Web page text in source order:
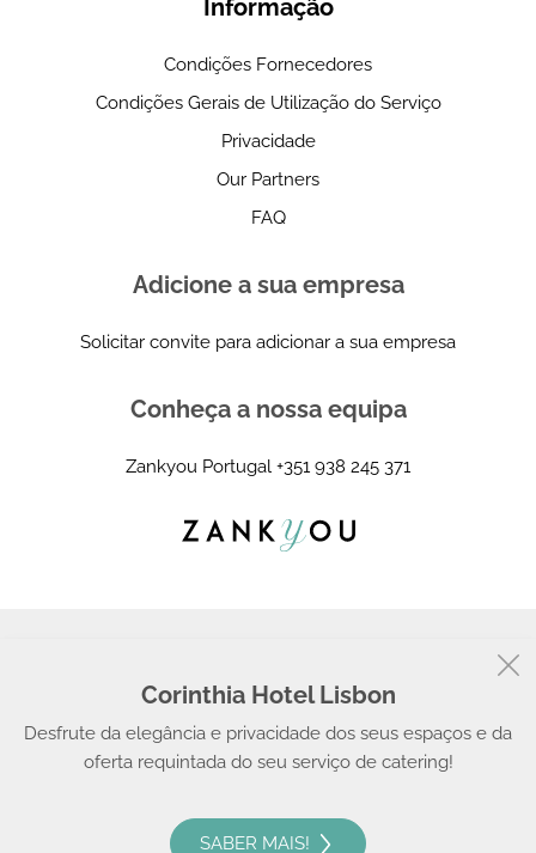
Corinthia Hotel Lisbon
Desfrute da elegância e privacidade dos seus espaços e da
oferta requintada do seu serviço de catering!
SABER MAIS!
Informação
Condições Fornecedores
Condições Gerais de Utilização do Serviço
Privacidade
Our Partners
FAQ
Adicione a sua empresa
Solicitar convite para adicionar a sua empresa
Conheça a nossa equipa
Zankyou Portugal +351 938 245 371
© 2008 - 2026, Zankyou